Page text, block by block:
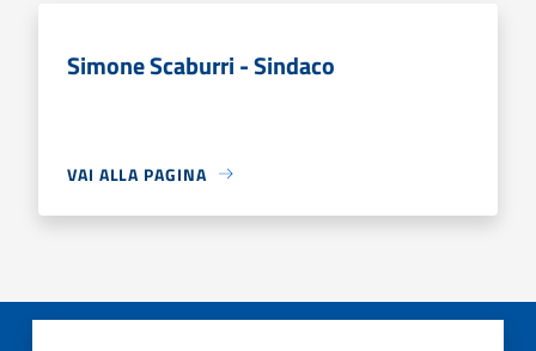
Simone Scaburri - Sindaco
VAI ALLA PAGINA